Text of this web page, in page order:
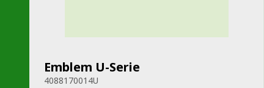
Emblem U-Serie
4088170014U